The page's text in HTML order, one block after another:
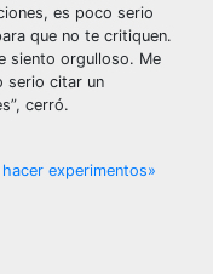
es poco serio
que no te critiquen.
siento orgulloso. Me
serio citar un
cerró.
experimentos»